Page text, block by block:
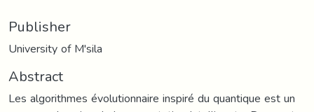
Publisher
University of M'sila
Abstract
Les algorithmes évolutionnaire inspiré du quantique est un